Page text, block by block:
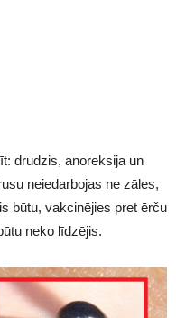
drudzis, anoreksija un
neiedarbojas ne zāles,
būtu, vakcinējies pret ērču
neko līdzējis.